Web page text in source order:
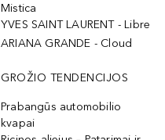
Mistica
YVES SAINT LAURENT - Libre
ARIANA GRANDE - Cloud
GROŽIO TENDENCIJOS
Prabangūs automobilio
kvapai